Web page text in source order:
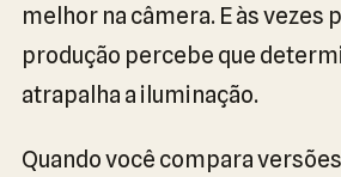
melhor na câmera. E às vezes
produção percebe que
atrapalha a iluminação.
Quando você compara